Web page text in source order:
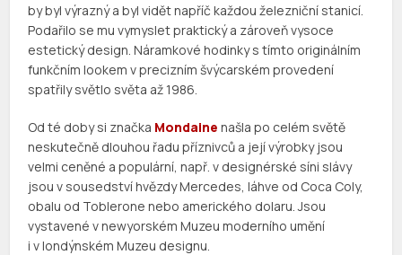
by byl výrazný a byl vidět napříč každou železniční stanicí.
Podařilo se mu vymyslet praktický a zároveň vysoce
estetický design. Náramkové hodinky s tímto originálním
funkčním lookem v precizním švýcarském provedení
spatřily světlo světa až 1986.
Od té doby si značka Mondaine našla po celém světě
neskutečně dlouhou řadu příznivců a její výrobky jsou
velmi ceněné a populární, např. v designérské síni slávy
jsou v sousedství hvězdy Mercedes, láhve od Coca Coly,
obalu od Toblerone nebo amerického dolaru. Jsou
vystavené v newyorském Muzeu moderního umění
i v londýnském Muzeu designu.